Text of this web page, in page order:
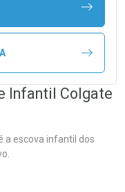
Infantil Colgate
a escova infantil dos